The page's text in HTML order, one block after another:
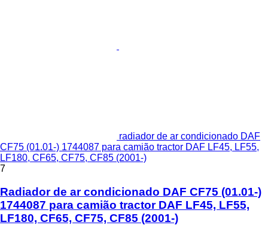
radiador de ar condicionado DAF
CF75 (01.01-) 1744087 para camião tractor DAF LF45, LF55,
LF180, CF65, CF75, CF85 (2001-)
7
Radiador de ar condicionado DAF CF75 (01.01-)
1744087 para camião tractor DAF LF45, LF55,
LF180, CF65, CF75, CF85 (2001-)